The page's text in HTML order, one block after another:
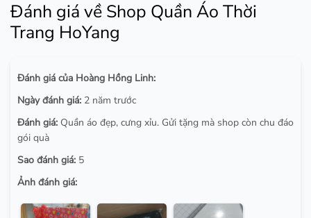
Đánh giá về Shop Quần Áo Thời
Trang HoYang
Đánh giá của Hoàng Hồng Linh:
Ngày đánh giá: 2 năm trước
Đánh giá: Quần áo đẹp, cưng xỉu. Gửi tặng mà shop còn chu đáo
gói quà
Sao đánh giá: 5
Ảnh đánh giá: